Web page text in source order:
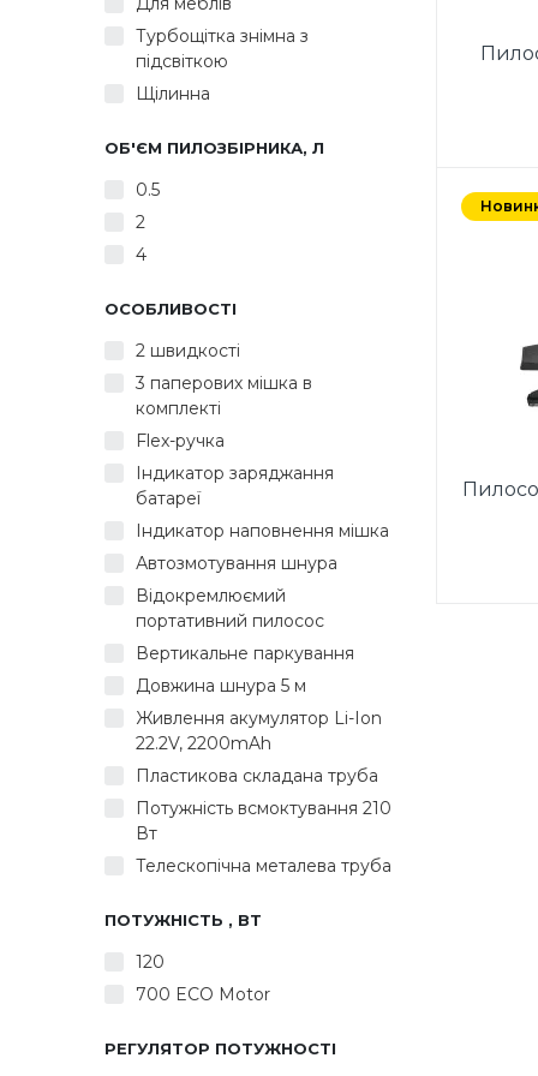
Турбощітка знімна з
підсвіткою
Щілинна
ОБ'ЄМ ПИЛОЗБІРНИКА, Л
0.5
2
4
ОСОБЛИВОСТІ
2 швидкості
3 паперових мішка в
комплекті
Flex-ручка
Індикатор заряджання
батареї
Індикатор наповнення мішка
Автозмотування шнура
Відокремлюємий
портативний пилосос
Вертикальне паркування
Довжина шнура 5 м
Живлення акумулятор Li-Ion
22.2V, 2200mAh
Пластикова складана труба
Потужність всмоктування 210
Вт
Телескопічна металева труба
ПОТУЖНІСТЬ , ВТ
120
700 ECO Motor
РЕГУЛЯТОР ПОТУЖНОСТІ
60